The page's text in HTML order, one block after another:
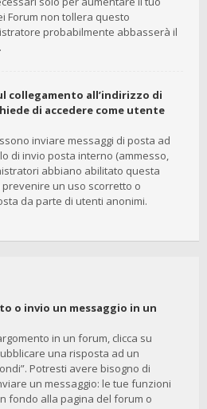
Forum non tollera questo
probabilmente abbasserà il
collegamento all’indirizzo di
di accedere come utente
inviare messaggi di posta ad
di invio posta interno (ammesso,
abbiano abilitato questa
un uso scorretto o
da parte di utenti anonimi.
o invio un messaggio in un
in un forum, clicca su
una risposta ad un
Potresti avere bisogno di
un messaggio: le tue funzioni
fondo alla pagina del forum o